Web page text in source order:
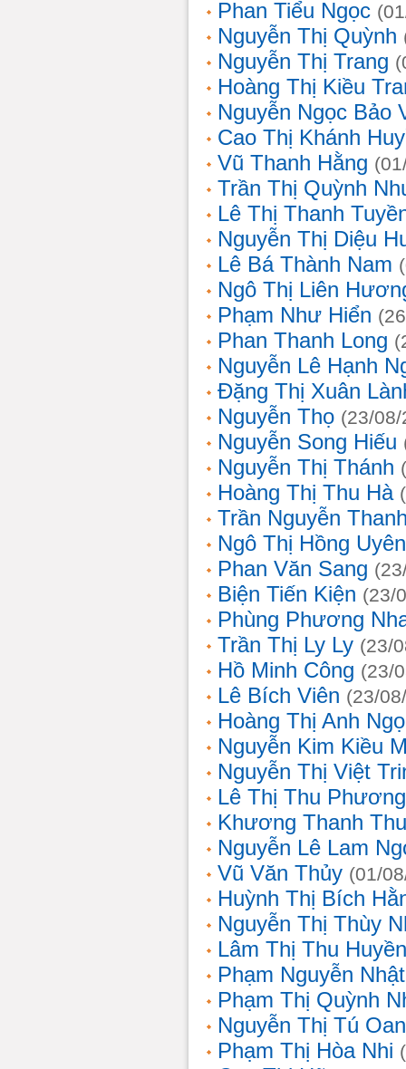
Phan Tiểu Ngọc
Nguyễn Thị Quỳnh
Nguyễn Thị Trang
Hoàng Thị Kiều
Nguyễn Ngọc Bảo
Cao Thị Khánh
Vũ Thanh Hằng
Trần Thị Quỳnh
Lê Thị Thanh
Nguyễn Thị Diệu
Lê Bá Thành Nam
Ngô Thị Liên
Phạm Như Hiển
Phan Thanh Long
Nguyễn Lê Hạnh
Đặng Thị Xuân
Nguyễn Thọ (23/
Nguyễn Song Hiếu
Nguyễn Thị Thánh
Hoàng Thị Thu Hà
Trần Nguyễn
Ngô Thị Hồng Uyên
Phan Văn Sang
Biện Tiến Kiện (23/
Phùng Phương
Trần Thị Ly Ly (23/
Hồ Minh Công (23/
Lê Bích Viên (23/
Hoàng Thị Anh
Nguyễn Kim Kiều
Nguyễn Thị Việt
Lê Thị Thu Phương
Khương Thanh
Nguyễn Lê Lam
Vũ Văn Thủy (01/
Huỳnh Thị Bích
Nguyễn Thị Thùy
Lâm Thị Thu Huyền
Phạm Nguyễn
Phạm Thị Quỳnh
Nguyễn Thị Tú
Phạm Thị Hòa Nhi